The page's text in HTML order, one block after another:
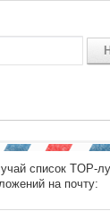
список TOP-
на почту: